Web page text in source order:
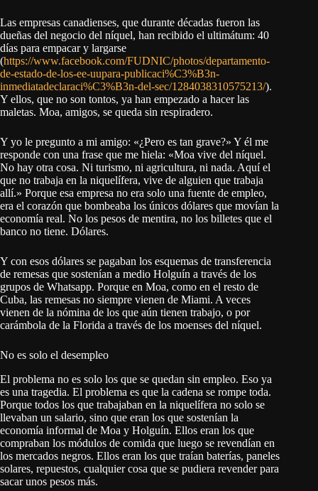
Las empresas canadienses, que durante décadas fueron las
dueñas del negocio del níquel, han recibido el ultimátum: 40
días para empacar y largarse
(https://www.facebook.com/FUDNIC/photos/departamento-
de-estado-de-los-ee-uupara-publicaci%C3%B3n-
inmediatadeclaraci%C3%B3n-del-sec/1284038310575213/).
Y ellos, que no son tontos, ya han empezado a hacer las
maletas. Moa, amigos, se queda sin respiradero.
Y yo le pregunto a mi amigo: «¿Pero es tan grave?» Y él me
responde con una frase que me hiela: «Moa vive del níquel.
No hay otra cosa. Ni turismo, ni agricultura, ni nada. Aquí el
que no trabaja en la niquelífera, vive de alguien que trabaja
allí.» Porque esa empresa no era solo una fuente de empleo,
era el corazón que bombeaba los únicos dólares que movían la
economía real. No los pesos de mentira, no los billetes que el
banco no tiene. Dólares.
Y con esos dólares se pagaban los esquemas de transferencia
de remesas que sostenían a medio Holguín a través de los
grupos de Whatsapp. Porque en Moa, como en el resto de
Cuba, las remesas no siempre vienen de Miami. A veces
vienen de la nómina de los que aún tienen trabajo, o por
carámbola de la Florida a través de los moenses del níquel.
No es solo el desempleo
El problema no es solo los que se quedan sin empleo. Eso ya
es una tragedia. El problema es que la cadena se rompe toda.
Porque todos los que trabajaban en la niquelífera no solo se
llevaban un salario, sino que eran los que sostenían la
economía informal de Moa y Holguín. Ellos eran los que
compraban los módulos de comida que luego se revendían en
los mercados negros. Ellos eran los que traían baterías, paneles
solares, repuestos, cualquier cosa que se pudiera revender para
sacar unos pesos más.